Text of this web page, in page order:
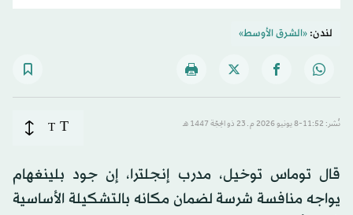
لندن:«الشرق الأوسط»
نُشر: 11:52-8 يونيو 2026 م ـ 23 ذو الحِجّة 1447 هـ T
T
قال توماس توخيل، مدرب إنجلترا، إن جود بلينغهام
يواجه منافسة شرسة لضمان مكانه بالتشكيلة الأساسية